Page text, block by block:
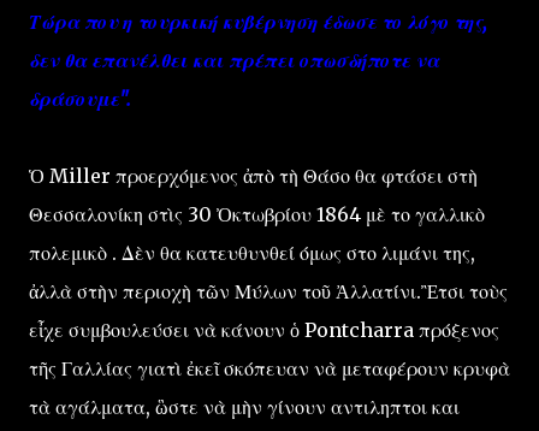
Τώρα που η τουρκική κυβέρνηση έδωσε το λόγο της,
δεν θα επανέλθει και πρέπει οπωσδήποτε να
δράσουμε".
Ὁ Miller προερχόμενος ἀπὸ τὴ Θάσο θα φτάσει στὴ
Θεσσαλονίκη στὶς 30 Ὀκτωβρίου 1864 μὲ το γαλλικὸ
πολεμικὸ . Δὲν θα κατευθυνθεί όμως στο λιμάνι της,
ἀλλὰ στὴν περιοχὴ τῶν Μύλων τοῦ Ἀλλατίνι.Ἒτσι τοὺς
εἶχε συμβουλεύσει νὰ κάνουν ὁ Pontcharra πρόξενος
τῆς Γαλλίας γιατὶ ἐκεῖ σκόπευαν νὰ μεταφέρουν κρυφὰ
τὰ αγάλματα, ὣστε νὰ μὴν γίνουν αντιληπτοι και